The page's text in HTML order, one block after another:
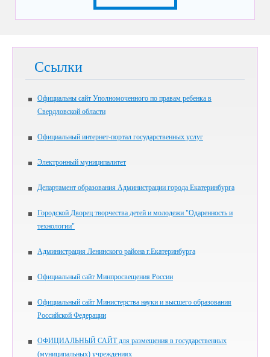
Ссылки
Официальны сайт Уполномоченного по правам ребенка в
Свердловской области
Официальный интернет-портал государственных услуг
Электронный муниципалитет
Департамент образования Администрации города Екатеринбурга
Городской Дворец творчества детей и молодежи "Одаренность и
технологии"
Администрация Ленинского района г.Екатеринбурга
Официальный сайт Минпросвещения России
Официальный сайт Министерства науки и высшего образования
Российской Федерации
ОФИЦИАЛЬНЫЙ САЙТ для размещения в государственных
(муниципальных) учреждениях